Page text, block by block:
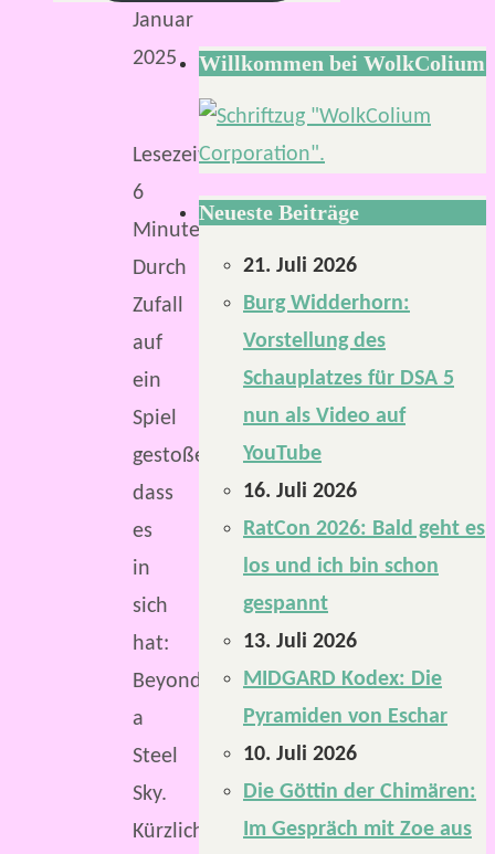
Januar
2025
Lesezeit:
6
Minuten
Durch
Zufall
auf
ein
Spiel
gestoßen,
dass
es
in
sich
hat:
Beyond
a
Steel
Sky.
Kürzlich
Willkommen bei WolkColium
Neueste Beiträge
21. Juli 2026
Burg Widderhorn:
Vorstellung des
Schauplatzes für DSA 5
nun als Video auf
YouTube
16. Juli 2026
RatCon 2026: Bald geht es
los und ich bin schon
gespannt
13. Juli 2026
MIDGARD Kodex: Die
Pyramiden von Eschar
10. Juli 2026
Die Göttin der Chimären:
Im Gespräch mit Zoe aus